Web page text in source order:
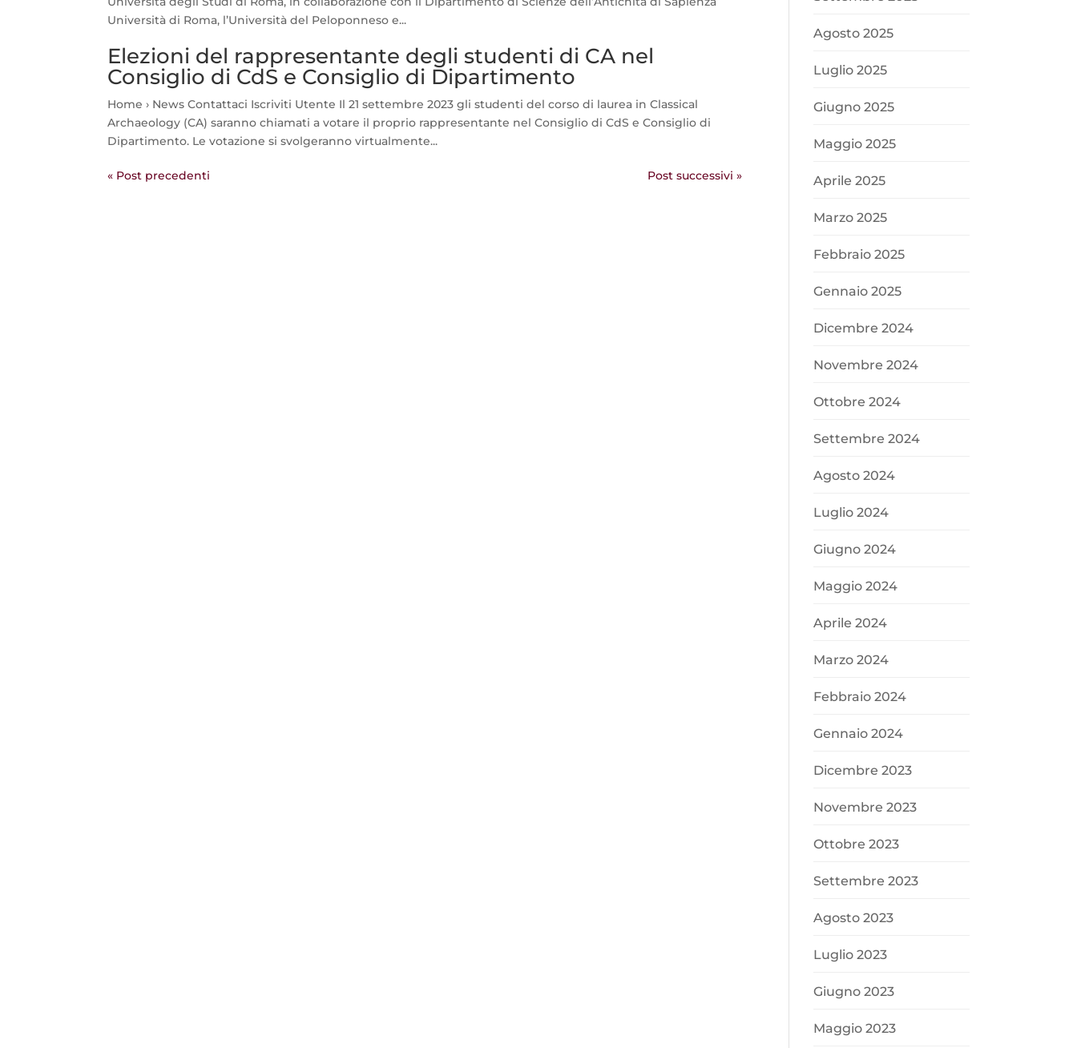
Università di Roma, l’Università del Peloponneso e...
Elezioni del rappresentante degli studenti di CA nel
Consiglio di CdS e Consiglio di Dipartimento
Home › News Contattaci Iscriviti Utente Il 21 settembre 2023 gli studenti del corso di laurea in Classical
Archaeology (CA) saranno chiamati a votare il proprio rappresentante nel Consiglio di CdS e Consiglio di
Dipartimento. Le votazione si svolgeranno virtualmente...
« Post precedenti Post successivi »
Agosto 2025
Luglio 2025
Giugno 2025
Maggio 2025
Aprile 2025
Marzo 2025
Febbraio 2025
Gennaio 2025
Dicembre 2024
Novembre 2024
Ottobre 2024
Settembre 2024
Agosto 2024
Luglio 2024
Giugno 2024
Maggio 2024
Aprile 2024
Marzo 2024
Febbraio 2024
Gennaio 2024
Dicembre 2023
Novembre 2023
Ottobre 2023
Settembre 2023
Agosto 2023
Luglio 2023
Giugno 2023
Maggio 2023